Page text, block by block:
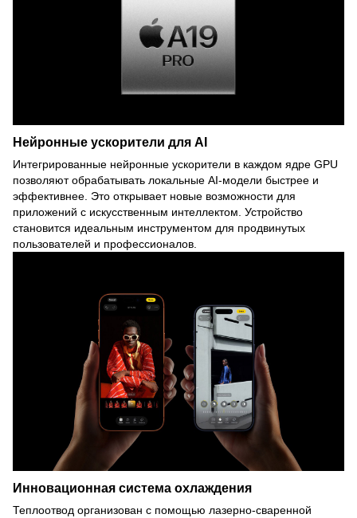
Нейронные ускорители для AI
Интегрированные нейронные ускорители в каждом ядре GPU
позволяют обрабатывать локальные AI-модели быстрее и
эффективнее. Это открывает новые возможности для
приложений с искусственным интеллектом. Устройство
становится идеальным инструментом для продвинутых
пользователей и профессионалов.
Инновационная система охлаждения
Теплоотвод организован с помощью лазерно-сваренной